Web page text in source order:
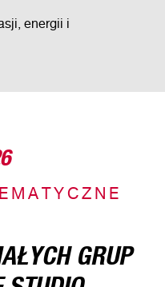
energii i
GRUP